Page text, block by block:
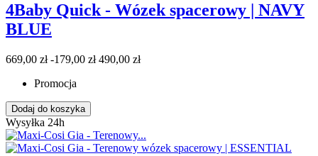
4Baby Quick - Wózek spacerowy | NAVY
BLUE
669,00 zł -179,00 zł 490,00 zł
Promocja
Dodaj do koszyka
Wysyłka 24h